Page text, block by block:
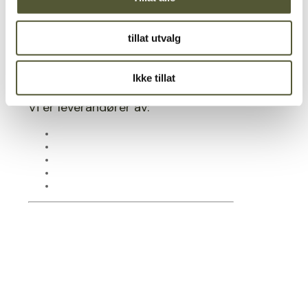
tillat utvalg
Ikke tillat
vist at kvalitet, service og tillit er viktig for
godt utstyr på alvor hos
Maskinmægler.dk
Vi er leverandører av: